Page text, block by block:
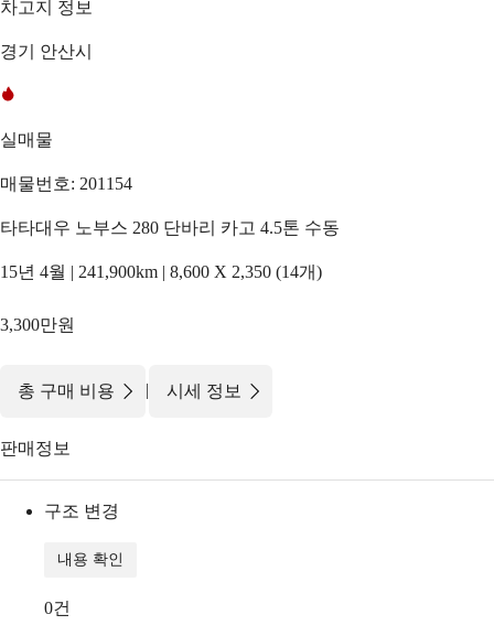
차고지 정보
경기 안산시
실매물
매물번호: 201154
타타대우 노부스 280 단바리 카고 4.5톤 수동
15년 4월 | 241,900km | 8,600 X 2,350 (14개)
3,300만원
총 구매 비용 | 시세 정보
판매정보
구조 변경
내용 확인
0건